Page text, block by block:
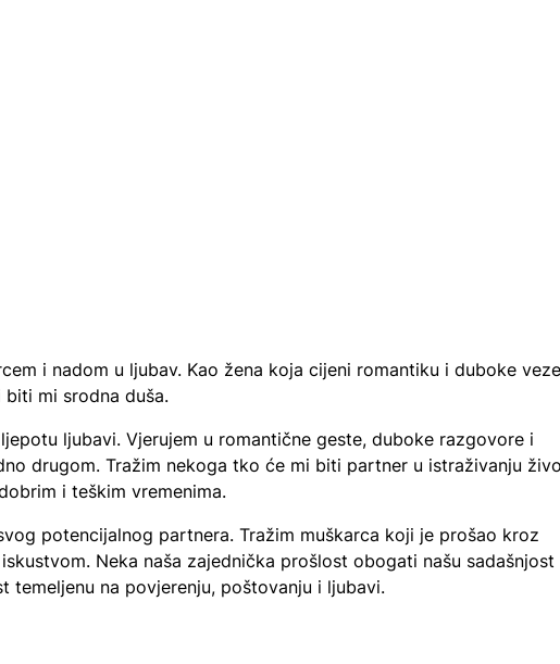
i nadom u ljubav. Kao žena koja cijeni romantiku i duboke
mi srodna duša.
ljubavi. Vjerujem u romantične geste, duboke razgovore i
drugom. Tražim nekoga tko će mi biti partner u istraživanju
i teškim vremenima.
potencijalnog partnera. Tražim muškarca koji je prošao kroz
Neka naša zajednička prošlost obogati našu sadašnjost
temeljenu na povjerenju, poštovanju i ljubavi.